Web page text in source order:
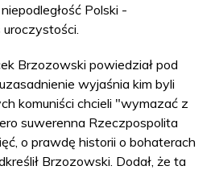
Polski -
Brzozowski powiedział pod
wyjaśnia kim byli
komuniści chcieli "wymazać z
suwerenna Rzeczpospolita
o prawdę historii o bohaterach
Brzozowski. Dodał, że ta